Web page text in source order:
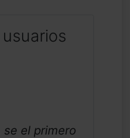
el primero